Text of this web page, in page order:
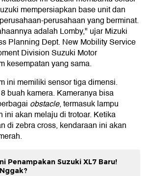
mempersiapkan base unit dan
perusahaan yang berminat.
adalah Lomby," ujar Mizuki
Planning Dept. New Mobility Service
Division Suzuki Motor
kesempatan yang sama.
ini memiliki sensor tiga dimensi.
buah kamera. Kameranya bisa
obstacle, termasuk lampu
ini akan melaju di trotoar. Ketika
di zebra cross, kendaraan ini akan
Penampakan Suzuki XL7 Baru!